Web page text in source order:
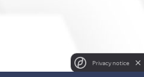
Privacy notice